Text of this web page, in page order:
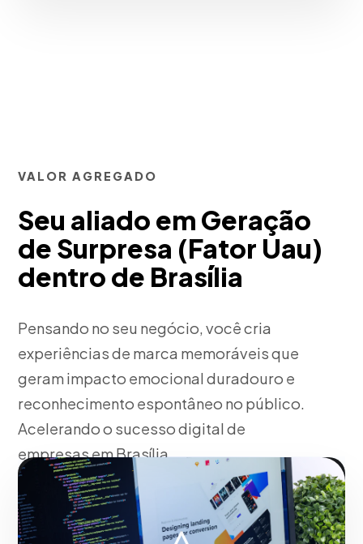
VALOR AGREGADO
Seu aliado em Geração
de Surpresa (Fator Uau)
dentro de Brasília
Pensando no seu negócio, você cria
experiências de marca memoráveis que
geram impacto emocional duradouro e
reconhecimento espontâneo no público.
Acelerando o sucesso digital de
empresas em Brasília.
Fase 2: Trabalhando junto com você, implantação
operacional e táticas de tração. Com resultados